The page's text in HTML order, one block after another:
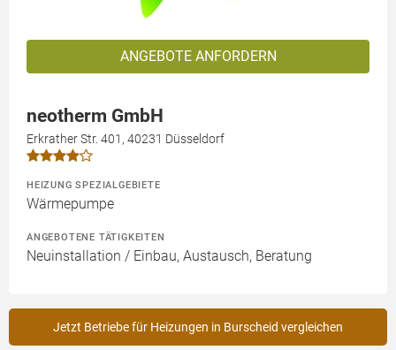
ANGEBOTE ANFORDERN
neotherm GmbH
Erkrather Str. 401, 40231 Düsseldorf
HEIZUNG SPEZIALGEBIETE
Wärmepumpe
ANGEBOTENE TÄTIGKEITEN
Neuinstallation / Einbau, Austausch, Beratung
Jetzt Betriebe für Heizungen in Burscheid vergleichen